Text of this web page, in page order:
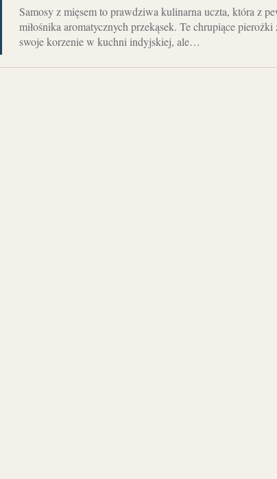
Samosy z mięsem to prawdziwa kulinarna uczta, która z
miłośnika aromatycznych przekąsek. Te chrupiące
swoje korzenie w kuchni indyjskiej, ale…